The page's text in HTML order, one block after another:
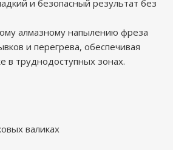
и безопасный результат без
алмазному напылению фреза
и перегрева, обеспечивая
в труднодоступных зонах.
валиках